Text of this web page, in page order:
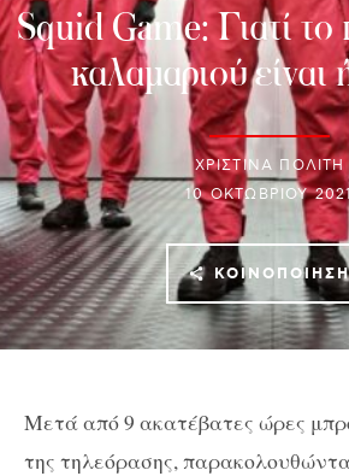
Squid Game: Γιατί το
καλαμαριού
ΧΡΙΣΤΙΝΑ ΠΟΛΙΤΗ
10 ΟΚΤΩΒΡΊΟΥ
Μετά από 9 ακατέβατες ώρες
της τηλεόρασης,